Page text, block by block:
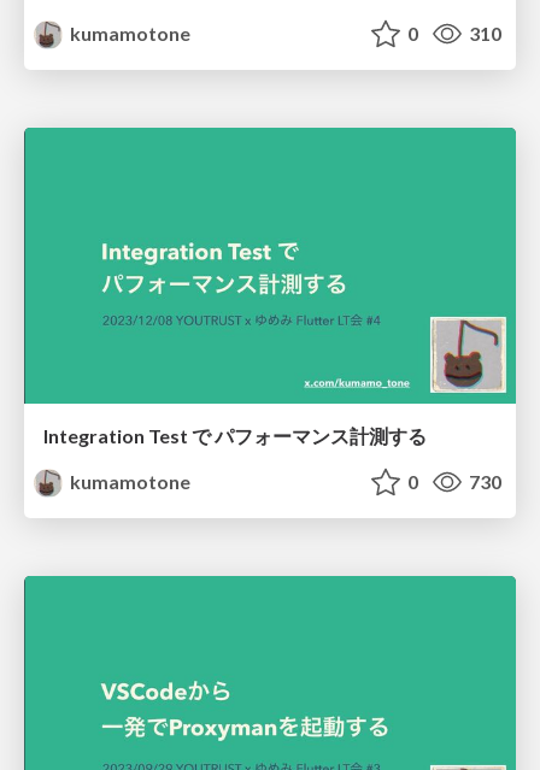
kumamotone
0 310
Integration Test で パフォーマンス計測する
kumamotone
0 730